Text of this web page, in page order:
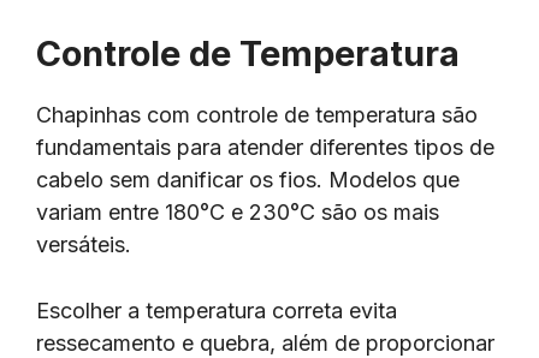
Controle de Temperatura
Chapinhas com controle de temperatura são
fundamentais para atender diferentes tipos de
cabelo sem danificar os fios. Modelos que
variam entre 180°C e 230°C são os mais
versáteis.
Escolher a temperatura correta evita
ressecamento e quebra, além de proporcionar